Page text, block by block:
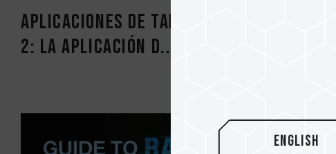
Aplicaciones de tarjeta de memoria
2: la aplicación d...
English